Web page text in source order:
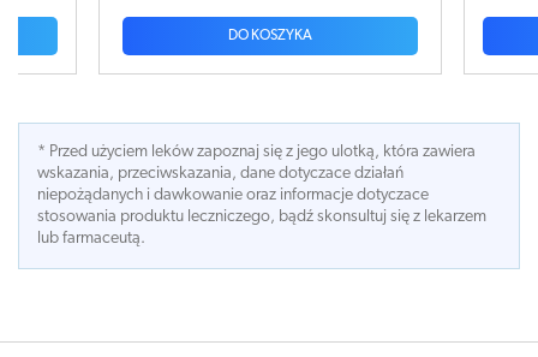
DO KOSZYKA
* Przed użyciem leków zapoznaj się z jego ulotką, która zawiera
wskazania, przeciwskazania, dane dotyczace działań
niepożądanych i dawkowanie oraz informacje dotyczace
stosowania produktu leczniczego, bądź skonsultuj się z lekarzem
lub farmaceutą.